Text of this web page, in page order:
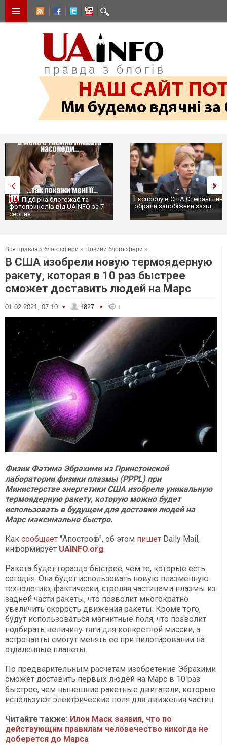
Підбірка блогожаб та
фотоприколів від UAINFO за 7
серпня
Експослу в США
обрали запобіжний захід
Вся правда з блогосфери » Новини блогосфери »
В США изобрели новую термоядерную
ракету, которая в 10 раз быстрее
сможет доставить людей на Марс
01.02.2021, 07:10 • 1827 • 1
Физик Фатима Эбрахими из Принстонской
лаборатории физики плазмы (PPPL) при
Министерстве энергетики США изобрела уникальную
термоядерную ракету, которую можно будет
использовать в будущем для доставки людей на
Марс максимально быстро.
Как сообщает "Апостроф", об этом пишет Daily Мail,
информирует UAINFO.org.
Ракета будет гораздо быстрее, чем те, которые есть
сегодня. Она будет использовать новую плазменную
технологию, фактически, стреляя частицами плазмы из
задней части ракеты, что позволит многократно
увеличить скорость движения ракеты. Кроме того,
будут использоваться магнитные поля, что позволит
подбирать величину тяги для конкретной миссии, а
астронавты смогут менять ее при пилотировании на
отдаленные планеты.
По предварительным расчетам изобретение Эбрахими
сможет доставить первых людей на Марс в 10 раз
быстрее, чем нынешние ракетные двигатели, которые
используют электрические поля для движения частиц.
Читайте также: Илон Маск заявил, что по
действующим правилам человечество никогда не
доберется до Марса